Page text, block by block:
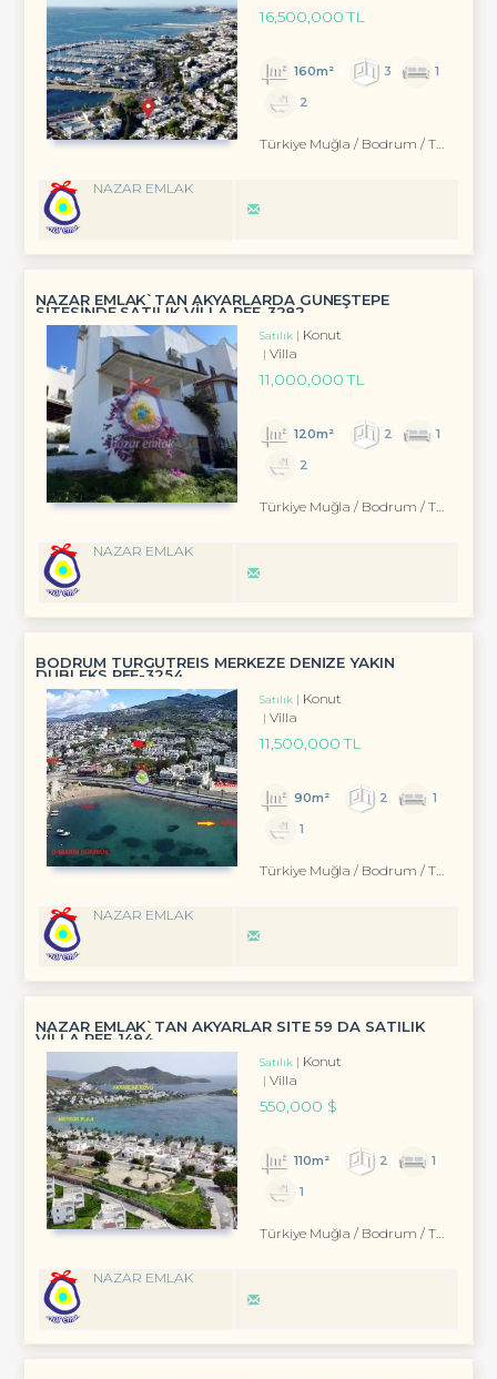
16,500,000 TL
160m² 3
1
2
Türkiye Muğla / Bodrum / Turgutreis
NAZAR EMLAK
NAZAR EMLAK`TAN AKYARLARDA GÜNEŞTEPE
SİTESİNDE SATILIK VİLLA REF-3282
Satılık
Konut
Villa
11,000,000 TL
120m² 2
1
2
Türkiye Muğla / Bodrum / Turgutreis
NAZAR EMLAK
BODRUM TURGUTREİS MERKEZE DENİZE YAKIN
DUBLEKS REF-3254
Satılık
Konut
Villa
11,500,000 TL
90m² 2
1
1
Türkiye Muğla / Bodrum / Turgutreis
NAZAR EMLAK
NAZAR EMLAK`TAN AKYARLAR SİTE 59 DA SATILIK
VİLLA REF-1494
Satılık
Konut
Villa
550,000 $
110m² 2
1
1
Türkiye Muğla / Bodrum / Turgutreis
NAZAR EMLAK